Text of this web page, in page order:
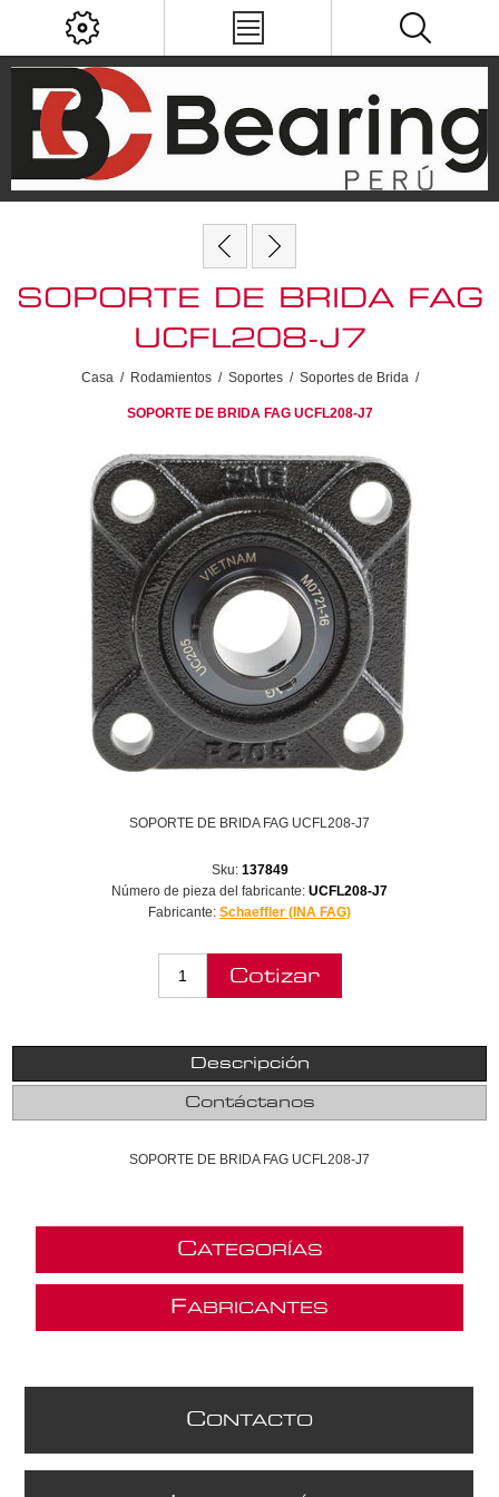
SOPORTE DE BRIDA FAG
UCFL208-J7
Casa / Rodamientos / Soportes / Soportes de Brida /
SOPORTE DE BRIDA FAG UCFL208-J7
SOPORTE DE BRIDA FAG UCFL208-J7
Sku: 137849
Número de pieza del fabricante: UCFL208-J7
Fabricante: Schaeffler (INA FAG)
Descripción
Contáctanos
SOPORTE DE BRIDA FAG UCFL208-J7
CATEGORÍAS
FABRICANTES
CONTACTO